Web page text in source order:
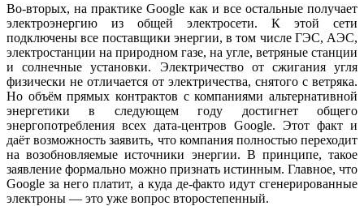
Во-вторых, на практике Google как и все остальные получает
электроэнергию из общей электросети. К этой сети
подключены все поставщики энергии, в том числе ГЭС, АЭС,
электростанции на природном газе, на угле, ветряные станции
и солнечные установки. Электричество от сжигания угля
физически не отличается от электричества, снятого с ветряка.
Но объём прямых контрактов с компаниями альтернативной
энергетики в следующем году достигнет общего
энергопотребления всех дата-центров Google. Этот факт и
даёт возможность заявить, что компания полностью переходит
на возобновляемые источники энергии. В принципе, такое
заявление формально можно признать истинным. Главное, что
Google за него платит, а куда де-факто идут сгенерированные
электроны — это уже вопрос второстепенный.